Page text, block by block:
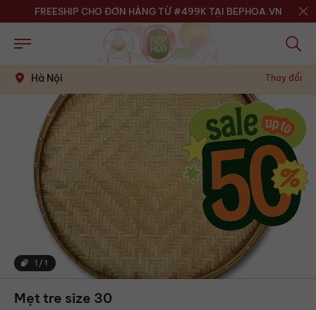
FREESHIP CHO ĐƠN HÀNG TỪ #499K TẠI BEPHOA.VN
Hà Nội Thay đổi
1 / 1
Mẹt tre size 30